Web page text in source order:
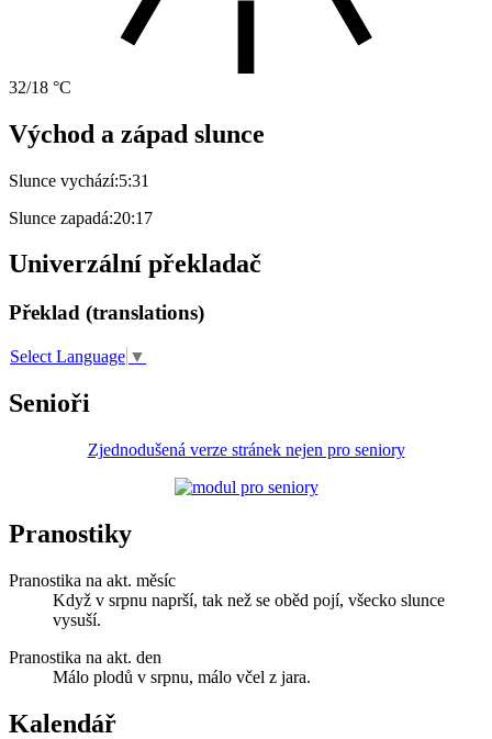
32/18 °C
Východ a západ slunce
Slunce vychází:5:31
Slunce zapadá:20:17
Univerzální překladač
Překlad (translations)
Select Language ▼
Senioři
Zjednodušená verze stránek nejen pro seniory
Pranostiky
Pranostika na akt. měsíc
Když v srpnu naprší, tak než se oběd pojí, všecko slunce
vysuší.
Pranostika na akt. den
Málo plodů v srpnu, málo včel z jara.
Kalendář